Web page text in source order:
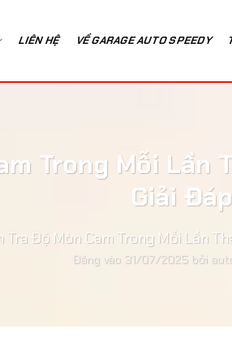
LIÊN HỆ VỀ GARAGE AUTO SPEEDY
Trong Mỗi
Giải Đáp
Tra Độ Mòn Cam Trong Mỗi Lần
Đăng vào 31/07/2025 bởi